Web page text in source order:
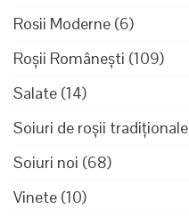
Rosii Moderne (6)
Roșii Românești (109)
Salate (14)
Soiuri de roșii tradiționale
Soiuri noi (68)
Vinete (10)